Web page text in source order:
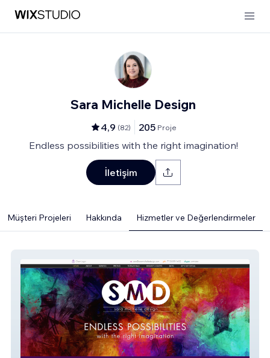
Sara Michelle Design
4,9 (82) 205 Proje
Endless possibilities with the right imagination!
İletişim
Müşteri Projeleri Hakkında Hizmetler ve Değerlendirmeler